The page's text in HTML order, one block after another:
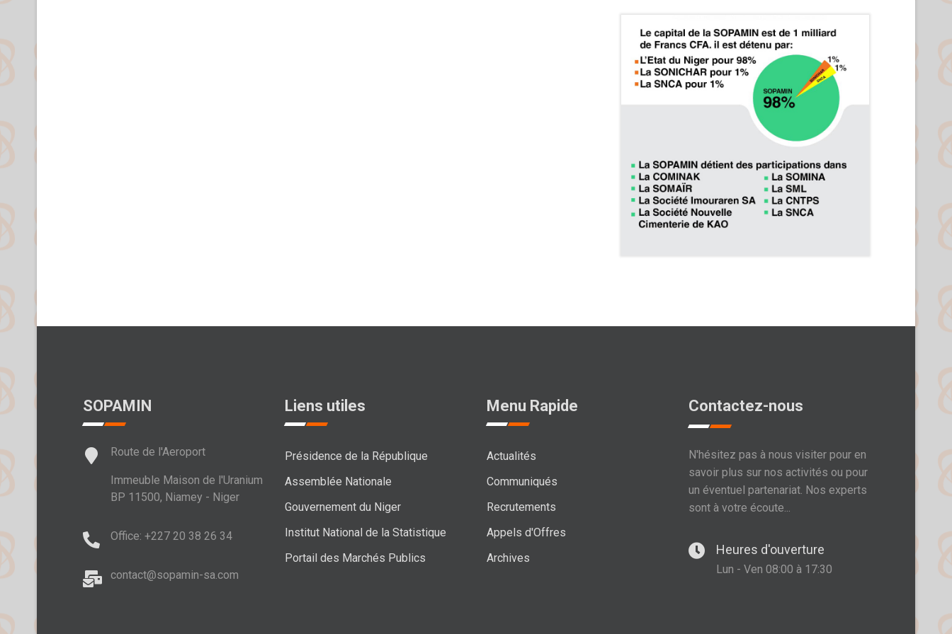
SOPAMIN
Route de l'Aeroport
Immeuble Maison de l'Uranium
BP 11500, Niamey - Niger
Office: +227 20 38 26 34
contact@sopamin-sa.com
Liens utiles
Présidence de la République
Assemblée Nationale
Gouvernement du Niger
Institut National de la Statistique
Portail des Marchés Publics
Menu Rapide
Actualités
Communiqués
Recrutements
Appels d'Offres
Archives
Contactez-nous
N'hésitez pas à nous visiter pour en
savoir plus sur nos activités ou pour
un éventuel partenariat. Nos experts
sont à votre écoute...
Heures d'ouverture
Lun - Ven 08:00 à 17:30